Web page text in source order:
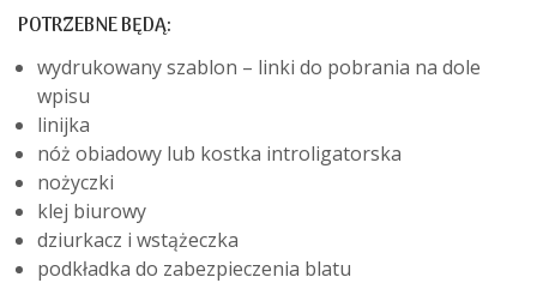
POTRZEBNE BĘDĄ:
wydrukowany szablon – linki do pobrania na dole
wpisu
linijka
nóż obiadowy lub kostka introligatorska
nożyczki
klej biurowy
dziurkacz i wstążeczka
podkładka do zabezpieczenia blatu